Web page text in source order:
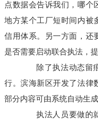
点数据会告诉我们，哪个
地方某个工厂短时间内被
信用体系。另一方面，还
是否需要启动联合执法，
除了执法动态留痕
行。滨海新区开发了法律
部分内容可由系统自动生成
执法人员要做的就